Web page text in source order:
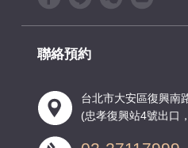
聯絡預約
台北市大安區復興南
(忠孝復興站4號出口